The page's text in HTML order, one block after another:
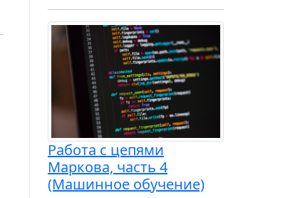
Работа с цепями
Маркова, часть 4
(Машинное обучение)